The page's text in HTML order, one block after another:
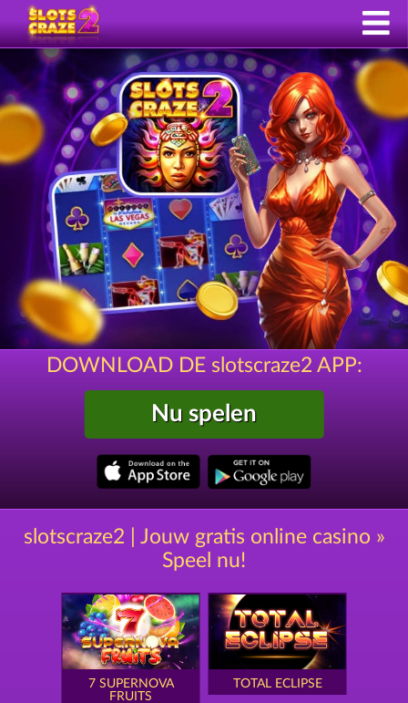
DOWNLOAD DE slotscraze2 APP:
Nu spelen
slotscraze2 | Jouw gratis online casino »
Speel nu!
7 SUPERNOVA
FRUITS
TOTAL ECLIPSE